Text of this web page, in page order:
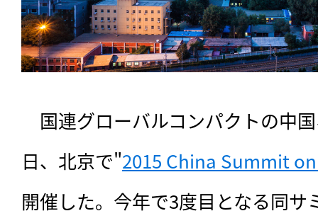
国連グローバルコンパクトの中
日、北京で"2015 China Summit
開催した。今年で3度目となる同サ